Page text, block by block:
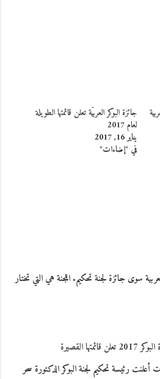
جائزة البوكر العربيّة تعلن قائمتها الطويلة
لعام 2017
يناير 16, 2017
في "إضاءات"
سوى جائزة لجنة تحكيم. اللجنة هي التي تختار
قائمتها القصيرة
أعلنت رئيسة تحكيم لجنة البوكر الدكتورة سحر